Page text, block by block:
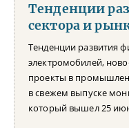
Тенденции
сектора и
Тенденции развития
электромобилей,
проекты в
в свежем выпуске
который вышел 25